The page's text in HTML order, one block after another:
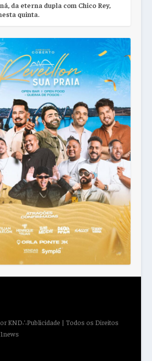
da eterna dupla com Chico Rey,
quinta.
KND∴Publicidade | Todos os Direitos